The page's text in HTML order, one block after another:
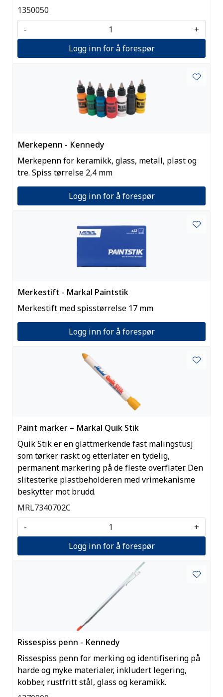
1350050
-
+
Logg inn for å forespør
Merkepenn - Kennedy
Merkepenn for keramikk, glass, metall, plast og
tre. Spiss tørrelse 2,4 mm
Logg inn for å forespør
Merkestift - Markal Paintstik
Merkestift med spisstørrelse 17 mm
Logg inn for å forespør
Paint marker – Markal Quik Stik
Quik Stik er en glattmerkende fast malingstusj
som tørker raskt og etterlater en tydelig,
permanent markering på de fleste overflater. Den
slitesterke plastbeholderen med vrimekanisme
beskytter mot brudd.
MRL7340702C
-
+
Logg inn for å forespør
Rissespiss penn - Kennedy
Rissespiss penn for merking og identifisering på
harde og myke materialer, inkludert legering,
kobber, rustfritt stål, glass og keramikk.